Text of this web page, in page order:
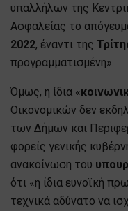
υπαλλήλων της
Ασφαλείας το
2022, έναντι της
προγραμματισμένη».
Όμως, η ίδια «
Οικονομικών δεν
των Δήμων και
φορείς γενικής
ανακοίνωση του
ότι «η ίδια ευνοϊκή
τεχνικά αδύνατο να